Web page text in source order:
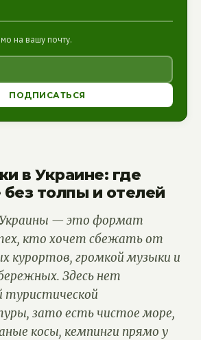
в Украине: где
толпы и отелей
— это формат
кто хочет сбежать от
курортов, громкой музыки и
Здесь нет
зато есть чистое море,
косы, кемпинги прямо у
на вашу почту.
ПОДПИСАТЬСЯ